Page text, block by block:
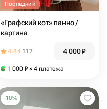
Последний
«Графский кот» панно /
картина
4.84 117 4 000₽
1 000 ₽ × 4 платежа
-10%